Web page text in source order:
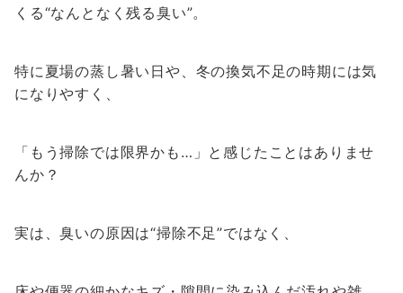
くる“なんとなく残る臭い”。
特に夏場の蒸し暑い日や、冬の換気不足の時期には気
になりやすく、
「もう掃除では限界かも…」と感じたことはありませ
んか？
実は、臭いの原因は“掃除不足”ではなく、